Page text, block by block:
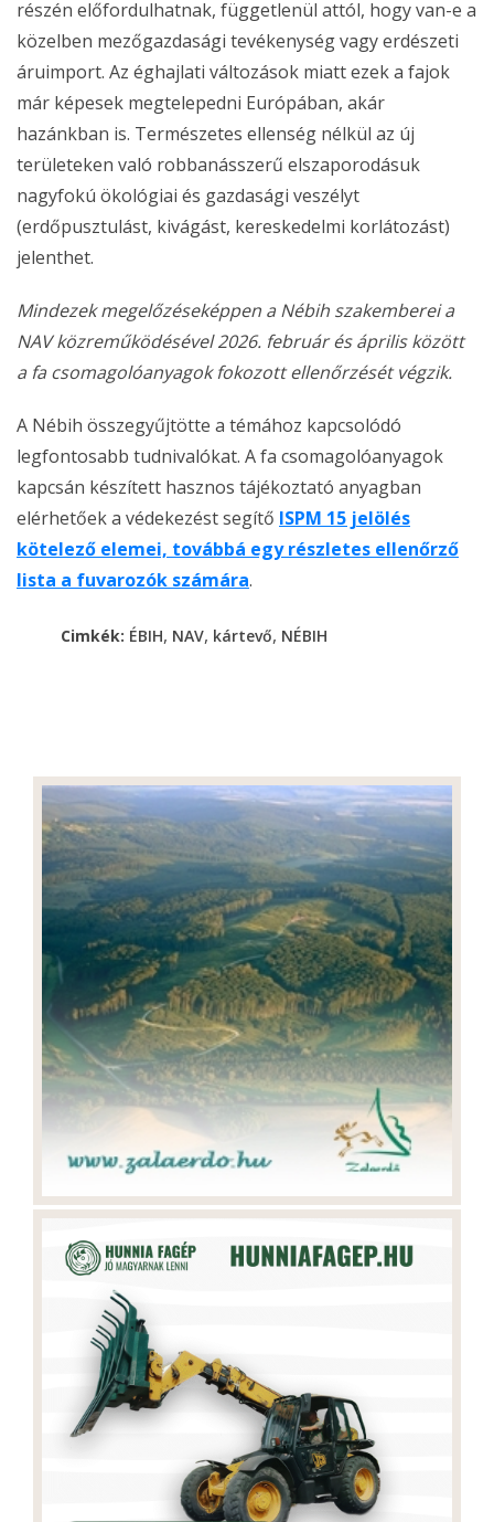
részén előfordulhatnak, függetlenül attól, hogy van-e a
közelben mezőgazdasági tevékenység vagy erdészeti
áruimport. Az éghajlati változások miatt ezek a fajok
már képesek megtelepedni Európában, akár
hazánkban is. Természetes ellenség nélkül az új
területeken való robbanásszerű elszaporodásuk
nagyfokú ökológiai és gazdasági veszélyt
(erdőpusztulást, kivágást, kereskedelmi korlátozást)
jelenthet.
Mindezek megelőzéseképpen a Nébih szakemberei a
NAV közreműködésével 2026. február és április között
a fa csomagolóanyagok fokozott ellenőrzését végzik.
A Nébih összegyűjtötte a témához kapcsolódó
legfontosabb tudnivalókat. A fa csomagolóanyagok
kapcsán készített hasznos tájékoztató anyagban
elérhetőek a védekezést segítő ISPM 15 jelölés
kötelező elemei, továbbá egy részletes ellenőrző
lista a fuvarozók számára.
Cimkék: ÉBIH, NAV, kártevő, NÉBIH